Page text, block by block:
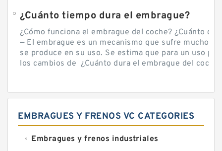
¿Cuánto tiempo dura el embrague?
¿Cómo funciona el embrague del coche? ¿Cuánto
— El embrague es un mecanismo que sufre mucho
se produce en su uso. Se estima que para un uso
los cambios de ¿Cuánto dura el embrague del
EMBRAGUES Y FRENOS VC CATEGORIES
Embragues y frenos industriales